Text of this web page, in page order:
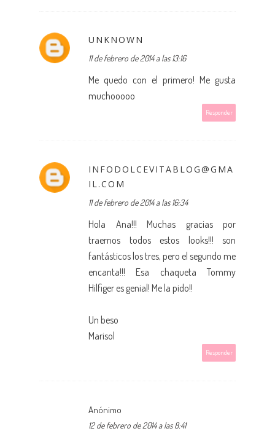
UNKNOWN
11 de febrero de 2014 a las 13:16
Me quedo con el primero! Me gusta
muchooooo
Responder
INFODOLCEVITABLOG@GMA
IL.COM
11 de febrero de 2014 a las 16:34
Hola Ana!!! Muchas gracias por
traernos todos estos looks!!! son
fantásticos los tres, pero el segundo me
encanta!!! Esa chaqueta Tommy
Hilfiger es genial! Me la pido!!
Un beso
Marisol
Responder
Anónimo
12 de febrero de 2014 a las 8:41